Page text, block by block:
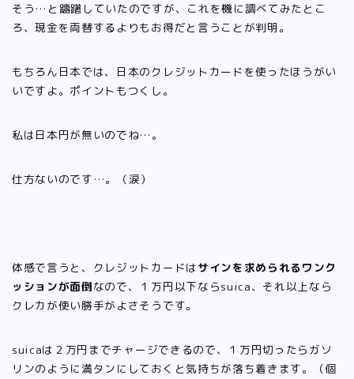
そう…と躊躇していたのですが、これを機に調べてみたとこ
ろ、現金を両替するよりもお得だと言うことが判明。
もちろん日本では、日本のクレジットカードを使ったほうがい
いですよ。ポイントもつくし。
私は日本円が無いのでね…。
仕方ないのです…。（涙）
体感で言うと、クレジットカードは サインを求められるワンク
ッションが面倒なので、１万円以下ならsuica、それ以上なら
クレカが使い勝手がよさそうです。
suicaは２万円までチャージできるので、１万円切ったらガソ
リンのように満タンにしておくと気持ちが落ち着きます。（個